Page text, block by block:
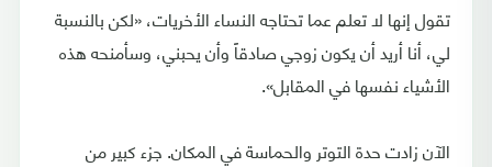
تقول إنها لا تعلم عما تحتاجه النساء الأخريات، «لكن بالنسبة
لي، أنا أريد أن يكون زوجي صادقاً وأن يحبني، وسأمنحه هذه
الأشياء نفسها في المقابل».
الآن زادت حدة التوتر والحماسة في المكان. جزء كبير من